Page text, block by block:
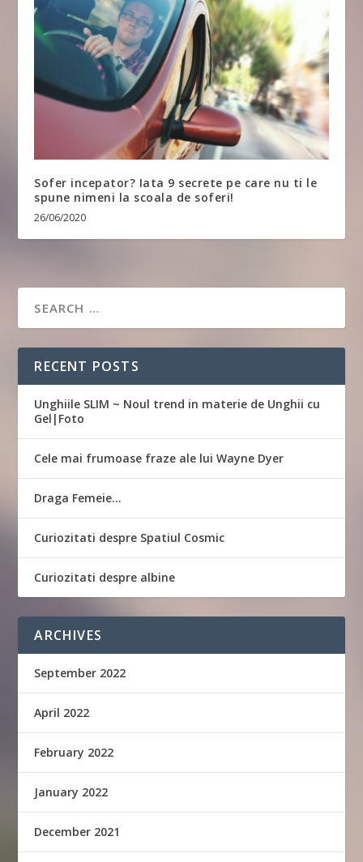
Sofer incepator? Iata 9 secrete pe care nu ti le
spune nimeni la scoala de soferi!
26/06/2020
RECENT POSTS
Unghiile SLIM ~ Noul trend in materie de Unghii cu
Gel|Foto
Cele mai frumoase fraze ale lui Wayne Dyer
Draga Femeie…
Curiozitati despre Spatiul Cosmic
Curiozitati despre albine
ARCHIVES
September 2022
April 2022
February 2022
January 2022
December 2021